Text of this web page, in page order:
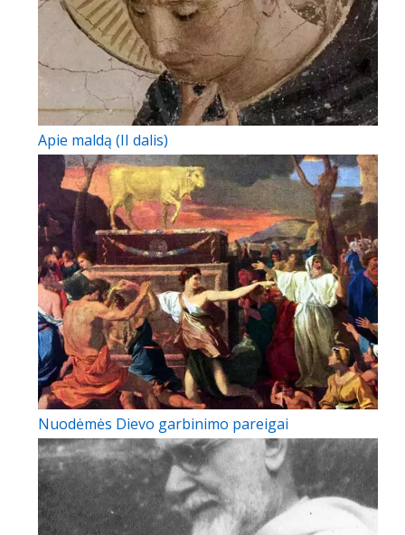
Apie maldą (II dalis)
Nuodėmės Dievo garbinimo pareigai